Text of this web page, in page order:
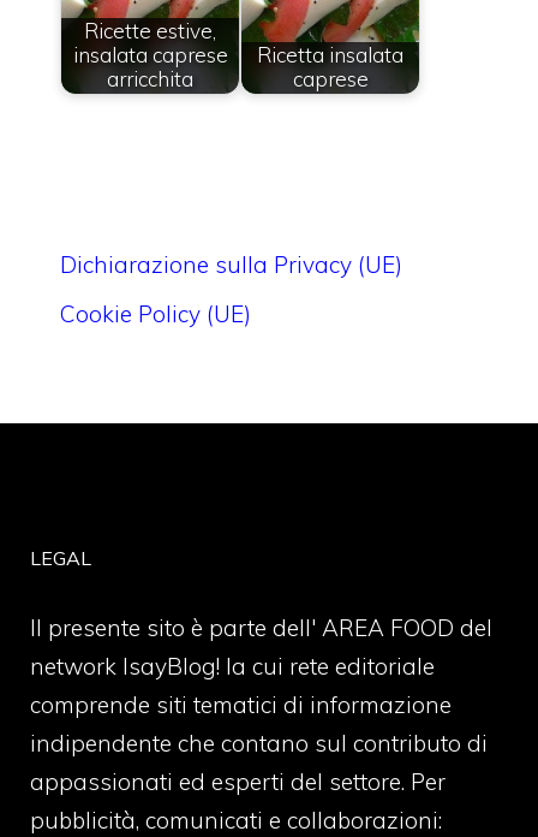
Ricette estive,
insalata caprese
arricchita
Ricetta insalata
caprese
Dichiarazione sulla Privacy (UE)
Cookie Policy (UE)
LEGAL
Il presente sito è parte dell' AREA FOOD del
network IsayBlog! la cui rete editoriale
comprende siti tematici di informazione
indipendente che contano sul contributo di
appassionati ed esperti del settore. Per
pubblicità, comunicati e collaborazioni: